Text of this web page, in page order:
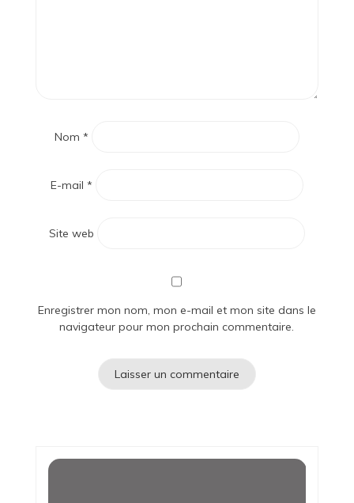
Nom *
E-mail *
Site web
Enregistrer mon nom, mon e-mail et mon site dans le
navigateur pour mon prochain commentaire.